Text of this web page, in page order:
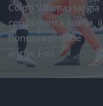
Colpo Villamassargia
con la punta Suella, il
Bonorva prende
anche Fois